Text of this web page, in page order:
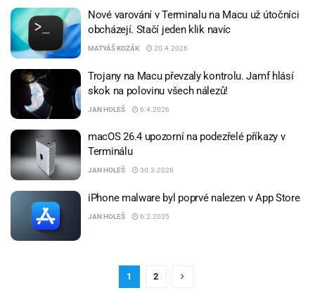
Nové varování v Terminalu na Macu už útočníci
obcházejí. Stačí jeden klik navíc
MATYÁŠ KOZÁK 20.4.2026
Trojany na Macu převzaly kontrolu. Jamf hlásí
skok na polovinu všech nálezů!
JAN HOLEŠ 6.4.2026
macOS 26.4 upozorní na podezřelé příkazy v
Terminálu
JAN HOLEŠ 30.3.2026
iPhone malware byl poprvé nalezen v App Store
JAN HOLEŠ 6.2.2025
1 2